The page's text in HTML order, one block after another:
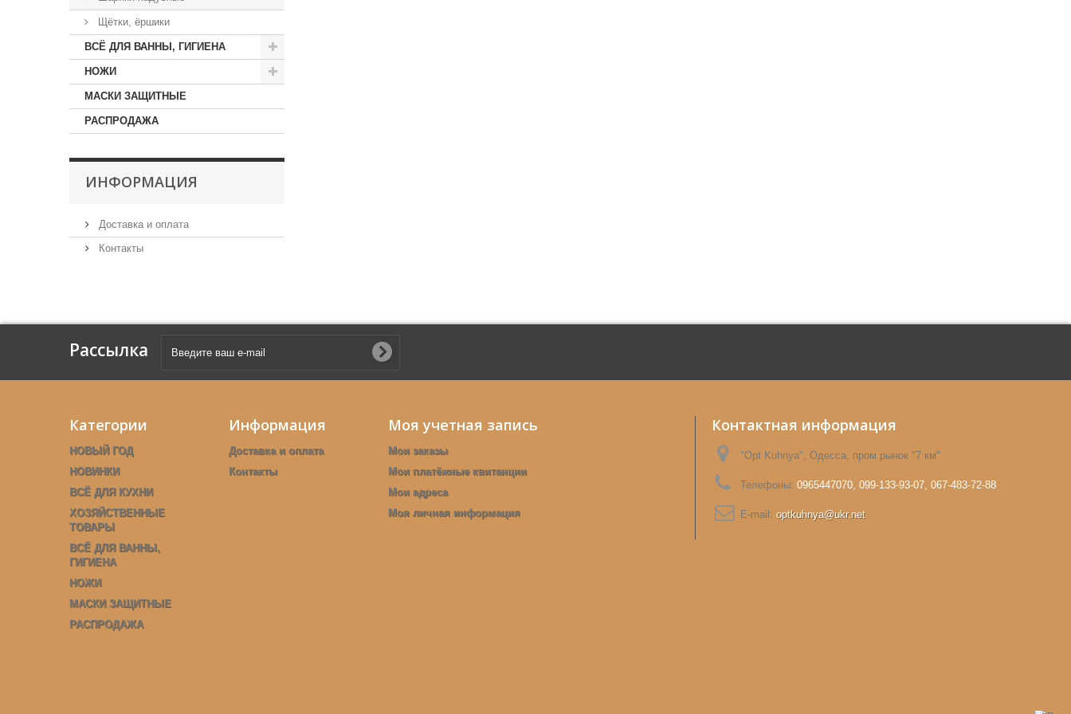
Щётки, ёршики
ВСЁ ДЛЯ ВАННЫ, ГИГИЕНА
НОЖИ
МАСКИ ЗАЩИТНЫЕ
РАСПРОДАЖА
ИНФОРМАЦИЯ
Доставка и оплата
Контакты
Рассылка
Категории
НОВЫЙ ГОД
НОВИНКИ
ВСЁ ДЛЯ КУХНИ
ХОЗЯЙСТВЕННЫЕ
ТОВАРЫ
ВСЁ ДЛЯ ВАННЫ,
ГИГИЕНА
НОЖИ
МАСКИ ЗАЩИТНЫЕ
РАСПРОДАЖА
Информация
Доставка и оплата
Контакты
Моя учетная запись
Мои заказы
Мои платёжные квитанции
Мои адреса
Моя личная информация
Контактная информация
"Opt Kuhnya", Одесса, пром рынок "7 км"
Телефоны: 0965447070, 099-133-93-07, 067-483-72-88
E-mail: optkuhnya@ukr.net